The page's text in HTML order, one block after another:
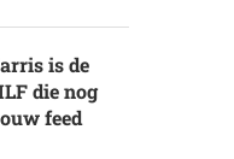
is de
die nog
feed